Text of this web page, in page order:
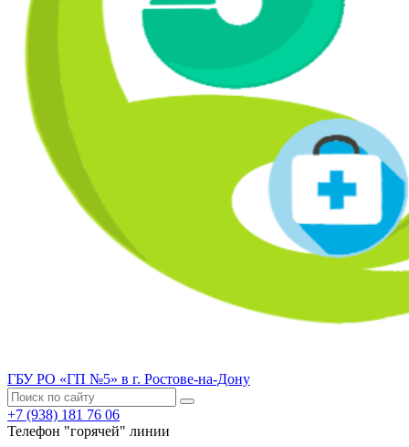
ГБУ РО «ГП №5» в г. Ростове-на-Дону
+7 (938) 181 76 06
Телефон "горячей" линии